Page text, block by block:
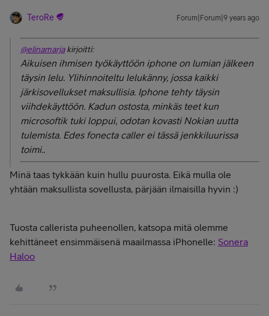
TeroRe Forum|Forum|9 years ago
@elinamarjakirjoitti:
Aikuisen ihmisen työkäyttöön iphone on lumian jälkeen
täysin lelu. Ylihinnoiteltu lelukänny, jossa kaikki
järkisovellukset maksullisia. Iphone tehty täysin
viihdekäyttöön. Kadun ostosta, minkäs teet kun
microsoftik tuki loppui, odotan kovasti Nokian uutta
tulemista. Edes fonecta caller ei tässä jenkkiluurissa
toimi..
Minä taas tykkään kuin hullu puurosta. Eikä mulla ole
yhtään maksullista sovellusta, pärjään ilmaisilla hyvin :)
Tuosta callerista puheenollen, katsopa mitä olemme
kehittäneet ensimmäisenä maailmassa iPhonelle: Sonera
Haloo